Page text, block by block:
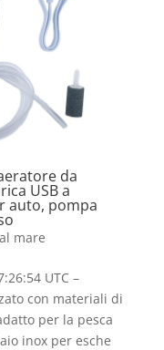
da
USB a
auto, pompa
mare
UTC –
con materiali di
per la pesca
inox per esche